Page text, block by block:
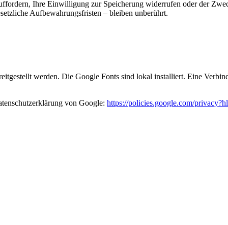
Ihre Einwilligung zur Speicherung widerrufen oder der
Aufbewahrungsfristen – bleiben unberührt.
werden. Die Google Fonts sind lokal installiert. Eine
von Google: https://policies.google.com/